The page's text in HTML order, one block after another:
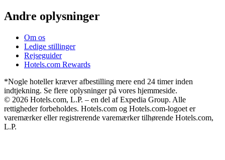
Andre oplysninger
Om os
Ledige stillinger
Rejseguider
Hotels.com Rewards
*Nogle hoteller kræver afbestilling mere end 24 timer inden
indtjekning. Se flere oplysninger på vores hjemmeside.
© 2026 Hotels.com, L.P. – en del af Expedia Group. Alle
rettigheder forbeholdes. Hotels.com og Hotels.com-logoet er
varemærker eller registrerende varemærker tilhørende Hotels.com,
L.P.